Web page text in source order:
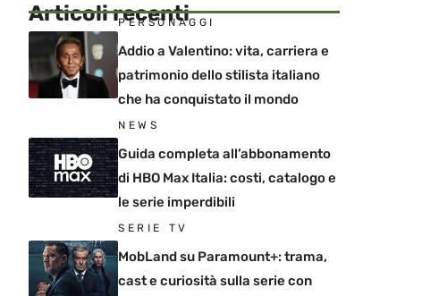
Articoli recenti
PERSONAGGI
Addio a Valentino: vita, carriera e
patrimonio dello stilista italiano
che ha conquistato il mondo
NEWS
Guida completa all’abbonamento
di HBO Max Italia: costi, catalogo e
le serie imperdibili
SERIE TV
MobLand su Paramount+: trama,
cast e curiosità sulla serie con